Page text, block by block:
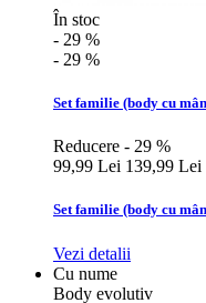
În stoc
- 29 %
- 29 %
Set familie (body cu
Reducere - 29 %
99,99 Lei 139,99 Lei
Set familie (body cu
Vezi detalii
Cu nume
Body evolutiv